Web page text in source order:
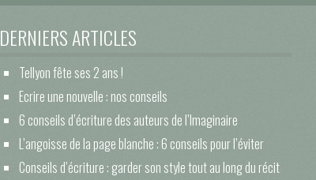
DERNIERS ARTICLES
Tellyon fête ses 2 ans !
Ecrire une nouvelle : nos conseils
6 conseils d’écriture des auteurs de l’Imaginaire
L’angoisse de la page blanche : 6 conseils pour l’éviter
Conseils d’écriture : garder son style tout au long du récit